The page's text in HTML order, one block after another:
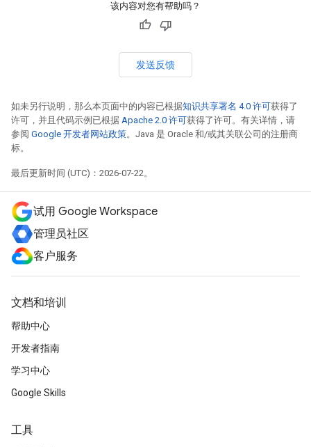
该内容对您有帮助吗？
发送反馈
如未另行说明，那么本页面中的内容已根据知识共享署名 4.0 许可获得了
许可，并且代码示例已根据 Apache 2.0 许可获得了许可。有关详情，请
参阅 Google 开发者网站政策。Java 是 Oracle 和/或其关联公司的注册商
标。
最后更新时间 (UTC)：2026-07-22。
试用 Google Workspace
管理员社区
客户服务
文档和培训
帮助中心
开发者指南
学习中心
Google Skills
工具